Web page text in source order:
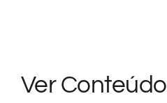
Ver Conteúdo